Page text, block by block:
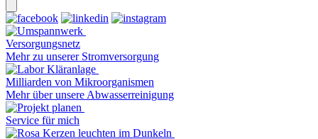
Versorgungsnetz
Mehr zu unserer Stromversorgung
Milliarden von Mikroorganismen
Mehr über unsere Abwasserreinigung
Service für mich